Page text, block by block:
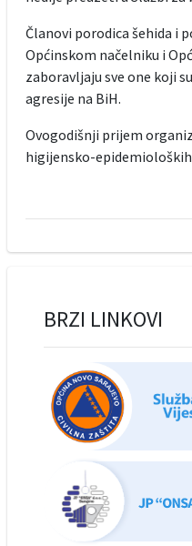
Članovi porodica šehida i
Općinskom načelniku i
zaboravljaju sve one koji
agresije na BiH.
Ovogodišnji prijem
higijensko-
BRZI LINKOVI